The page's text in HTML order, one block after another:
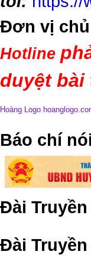
Đơn vị
Hotline
duyệt bài
Hoàng Logo
​Báo chí
Đài
Đài